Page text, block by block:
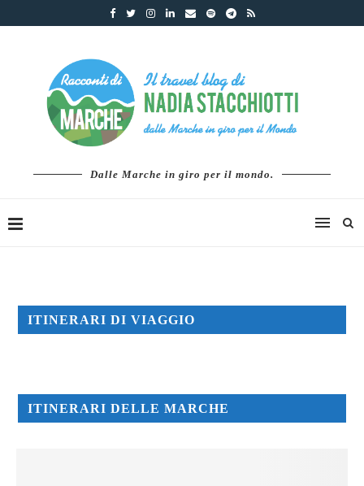
Dalle Marche in giro per il mondo.
ITINERARI DI VIAGGIO
ITINERARI DELLE MARCHE